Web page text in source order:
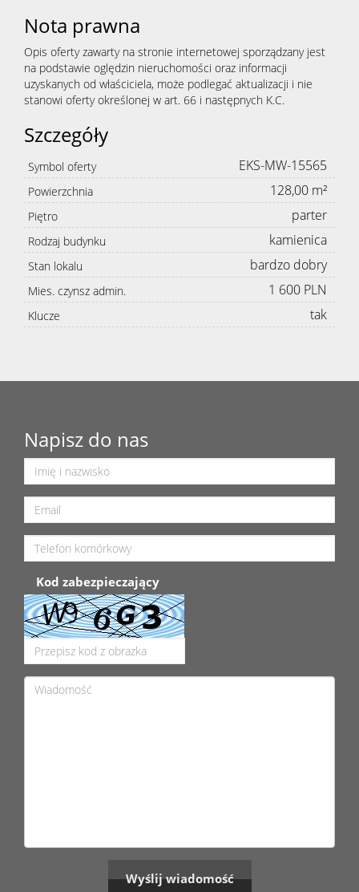
Nota prawna
Opis oferty zawarty na stronie internetowej sporządzany jest
na podstawie oględzin nieruchomości oraz informacji
uzyskanych od właściciela, może podlegać aktualizacji i nie
stanowi oferty określonej w art. 66 i następnych K.C.
Szczegóły
Symbol oferty EKS-MW-15565
Powierzchnia 128,00 m²
Piętro parter
Rodzaj budynku kamienica
Stan lokalu bardzo dobry
Mies. czynsz admin. 1 600 PLN
Klucze tak
Napisz do nas
Kod zabezpieczający